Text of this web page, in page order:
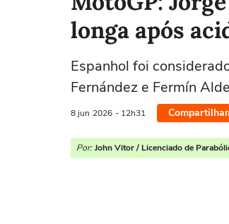
longa após
Espanhol foi
Fernández e Fermín
8 jun 2026 - 12h31 Compartilhar
Por: John Vitor / Licenciado de